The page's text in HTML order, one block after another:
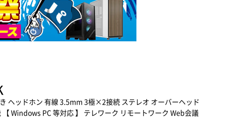
ヘッドホン 有線 3.5mm 3極×2接続 ステレオ オーバーヘッド
Windows PC 等対応 】 テレワーク リモートワーク Web会議